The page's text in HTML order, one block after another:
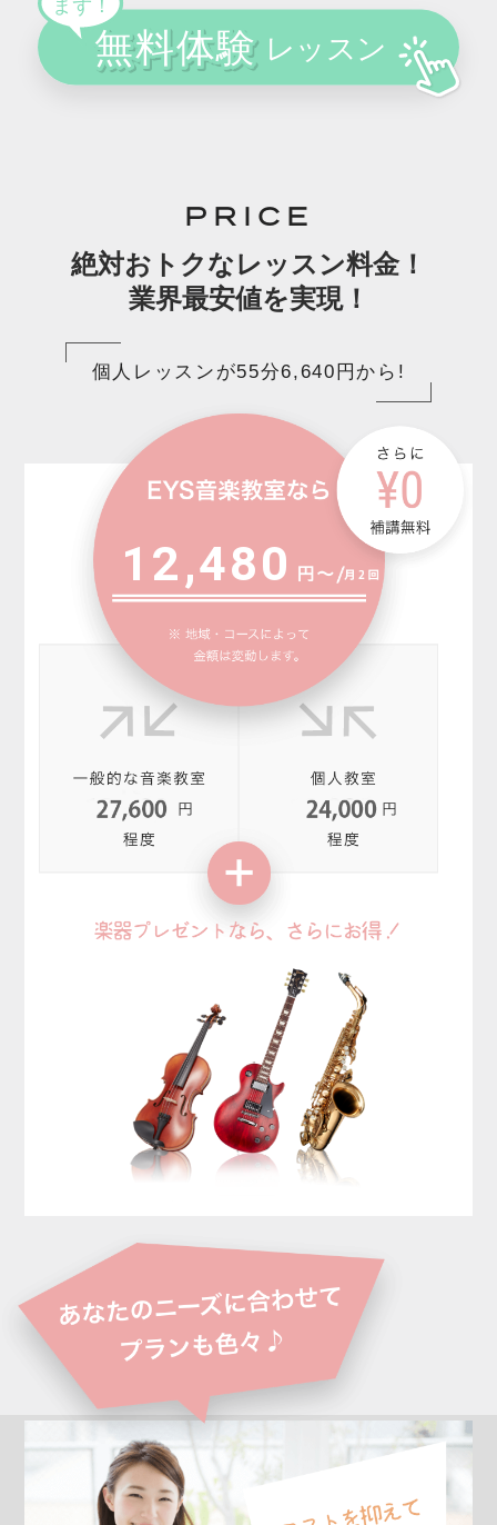
PRICE
絶対おトクなレッスン料金！
業界最安値を実現！
個人レッスンが55分6,640円から!
12,480